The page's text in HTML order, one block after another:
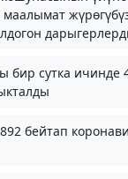
маалымат
бир сутка ичинде
бейтап